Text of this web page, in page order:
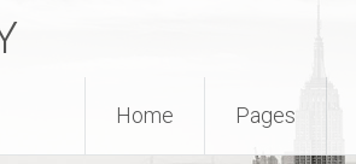
Home Pages